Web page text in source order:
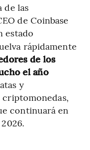
de las
de Coinbase
estado
rápidamente
de los
el año
y
criptomonedas,
continuará en